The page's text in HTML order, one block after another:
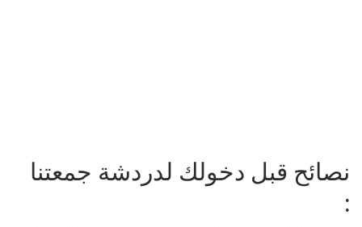
نصائح قبل دخولك لدردشة جمعتنا
: